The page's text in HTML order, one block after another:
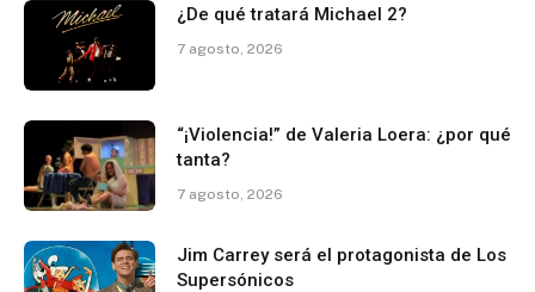
¿De qué tratará Michael 2?
7 agosto, 2026
“¡Violencia!” de Valeria Loera: ¿por qué
tanta?
7 agosto, 2026
Jim Carrey será el protagonista de Los
Supersónicos